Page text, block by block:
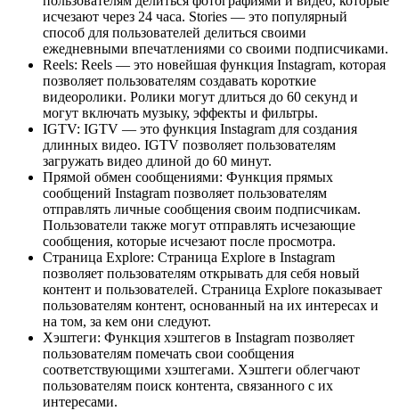
исчезают через 24 часа. Stories — это популярный
способ для пользователей делиться своими
ежедневными впечатлениями со своими подписчиками.
Reels: Reels — это новейшая функция Instagram, которая
позволяет пользователям создавать короткие
видеоролики. Ролики могут длиться до 60 секунд и
могут включать музыку, эффекты и фильтры.
IGTV: IGTV — это функция Instagram для создания
длинных видео. IGTV позволяет пользователям
загружать видео длиной до 60 минут.
Прямой обмен сообщениями: Функция прямых
сообщений Instagram позволяет пользователям
отправлять личные сообщения своим подписчикам.
Пользователи также могут отправлять исчезающие
сообщения, которые исчезают после просмотра.
Страница Explore: Страница Explore в Instagram
позволяет пользователям открывать для себя новый
контент и пользователей. Страница Explore показывает
пользователям контент, основанный на их интересах и
на том, за кем они следуют.
Хэштеги: Функция хэштегов в Instagram позволяет
пользователям помечать свои сообщения
соответствующими хэштегами. Хэштеги облегчают
пользователям поиск контента, связанного с их
интересами.